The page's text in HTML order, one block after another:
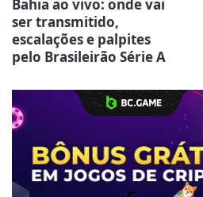
Bahia ao vivo: onde vai
ser transmitido,
escalações e palpites
pelo Brasileirão Série A